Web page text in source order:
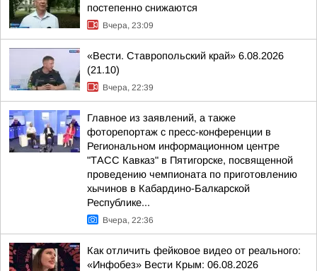
постепенно снижаются
Вчера, 23:09
«Вести. Ставропольский край» 6.08.2026
(21.10)
Вчера, 22:39
Главное из заявлений, а также
фоторепортаж с пресс-конференции в
Региональном информационном центре
"ТАСС Кавказ" в Пятигорске, посвященной
проведению чемпионата по приготовлению
хычинов в Кабардино-Балкарской
Республике...
Вчера, 22:36
Как отличить фейковое видео от реального:
«Инфобез» Вести Крым: 06.08.2026